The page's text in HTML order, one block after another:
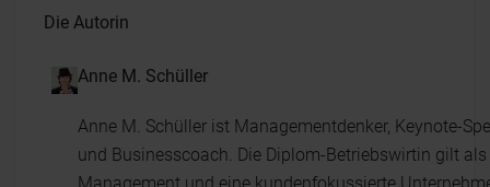
Die Autorin
Anne M. Schüller
Anne M. Schüller ist Managementdenker, Keynote-
und Businesscoach. Die Diplom-Betriebswirtin gilt